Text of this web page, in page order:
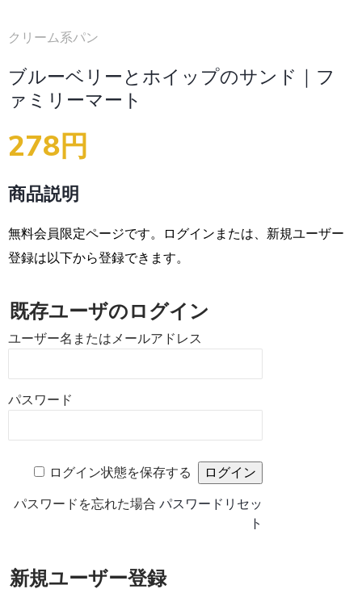
クリーム系パン
ブルーベリーとホイップのサンド｜フ
ァミリーマート
278円
商品説明
無料会員限定ページです。ログインまたは、新規ユーザー
登録は以下から登録できます。
既存ユーザのログイン
ユーザー名またはメールアドレス
パスワード
ログイン状態を保存する
パスワードを忘れた場合 パスワードリセッ
ト
新規ユーザー登録